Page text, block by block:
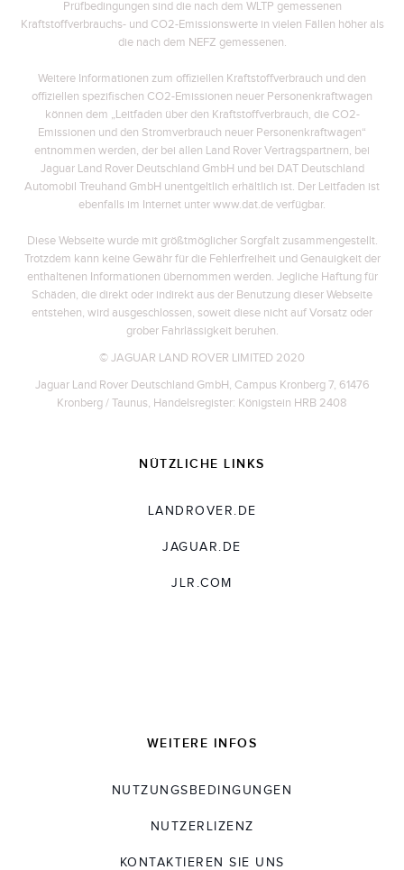
Prüfbedingungen sind die nach dem WLTP gemessenen
Kraftstoffverbrauchs- und CO2-Emissionswerte in vielen Fällen höher als
die nach dem NEFZ gemessenen.
Weitere Informationen zum offiziellen Kraftstoffverbrauch und den
offiziellen spezifischen CO2-Emissionen neuer Personenkraftwagen
können dem „Leitfaden über den Kraftstoffverbrauch, die CO2-
Emissionen und den Stromverbrauch neuer Personenkraftwagen“
entnommen werden, der bei allen Land Rover Vertragspartnern, bei
Jaguar Land Rover Deutschland GmbH und bei DAT Deutschland
Automobil Treuhand GmbH unentgeltlich erhältlich ist. Der Leitfaden ist
ebenfalls im Internet unter www.dat.de verfügbar.
Diese Webseite wurde mit größtmöglicher Sorgfalt zusammengestellt.
Trotzdem kann keine Gewähr für die Fehlerfreiheit und Genauigkeit der
enthaltenen Informationen übernommen werden. Jegliche Haftung für
Schäden, die direkt oder indirekt aus der Benutzung dieser Webseite
entstehen, wird ausgeschlossen, soweit diese nicht auf Vorsatz oder
grober Fahrlässigkeit beruhen.
© JAGUAR LAND ROVER LIMITED 2020
Jaguar Land Rover Deutschland GmbH, Campus Kronberg 7, 61476
Kronberg / Taunus, Handelsregister: Königstein HRB 2408
NÜTZLICHE LINKS
LANDROVER.DE
JAGUAR.DE
JLR.COM
WEITERE INFOS
NUTZUNGSBEDINGUNGEN
NUTZERLIZENZ
KONTAKTIEREN SIE UNS